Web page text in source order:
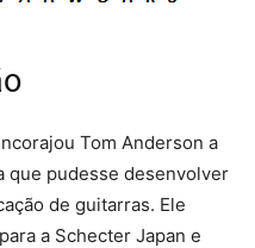
Tom Anderson a
que pudesse desenvolver
de guitarras. Ele
a Schecter Japan e